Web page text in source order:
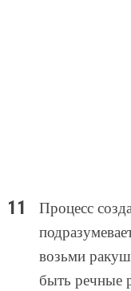
Процесс
возьми
быть речные